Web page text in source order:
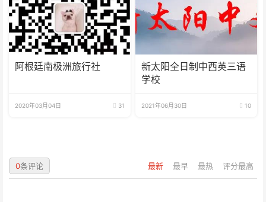
阿根廷南极洲旅行社
2020年03月04日 31
新太阳全日制中西英三语
学校
2021年06月30日 10
最新 最早 最热 评分最高
0条评论